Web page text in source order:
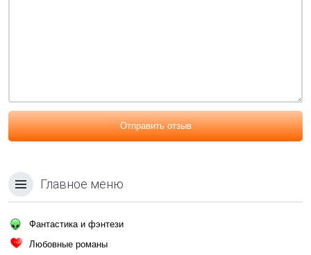
Отправить отзыв
Главное меню
Фантастика и фэнтези
Любовные романы